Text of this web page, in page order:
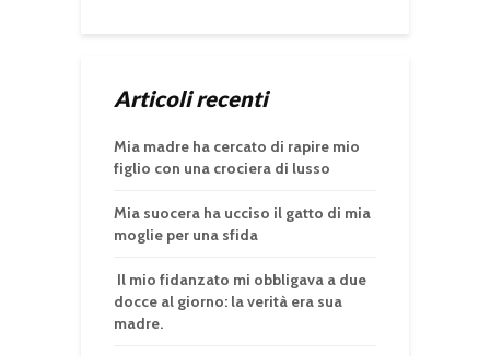
Articoli recenti
Mia madre ha cercato di rapire mio
figlio con una crociera di lusso
Mia suocera ha ucciso il gatto di mia
moglie per una sfida
Il mio fidanzato mi obbligava a due
docce al giorno: la verità era sua
madre.